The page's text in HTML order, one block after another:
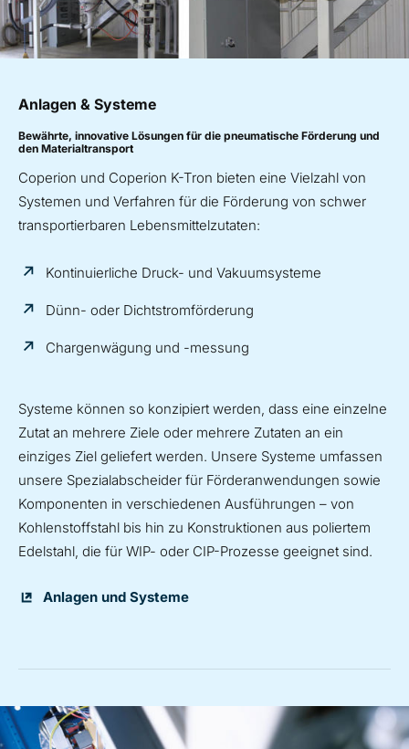
Anlagen & Systeme
Bewährte, innovative Lösungen für die pneumatische Förderung und
den Materialtransport
Coperion und Coperion K-Tron bieten eine Vielzahl von
Systemen und Verfahren für die Förderung von schwer
transportierbaren Lebensmittelzutaten:
Kontinuierliche Druck- und Vakuumsysteme
Dünn- oder Dichtstromförderung
Chargenwägung und -messung
Systeme können so konzipiert werden, dass eine einzelne
Zutat an mehrere Ziele oder mehrere Zutaten an ein
einziges Ziel geliefert werden. Unsere Systeme umfassen
unsere Spezialabscheider für Förderanwendungen sowie
Komponenten in verschiedenen Ausführungen – von
Kohlenstoffstahl bis hin zu Konstruktionen aus poliertem
Edelstahl, die für WIP- oder CIP-Prozesse geeignet sind.
Anlagen und Systeme